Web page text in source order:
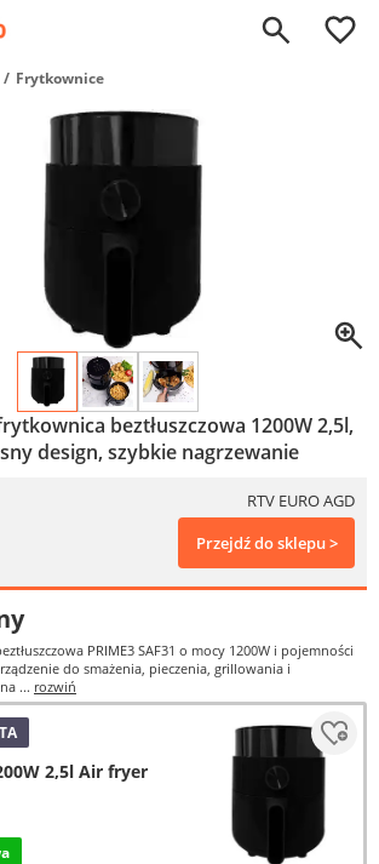
0
Frytkownice
beztłuszczowa 1200W 2,5l,
design, szybkie nagrzewanie
RTV EURO AGD
Przejdź do sklepu >
PRIME3 SAF31 o mocy 1200W i pojemności
do smażenia, pieczenia, grillowania i
... rozwiń
2,5l Air fryer